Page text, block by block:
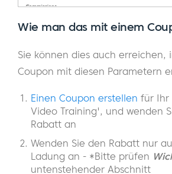
Wie man das mit einem
Sie können dies auch erreichen,
Coupon mit diesen Parametern
Einen Coupon erstellen für Ihr
Video Training', und wenden
Rabatt an
Wenden Sie den Rabatt nur
Ladung an - *Bitte prüfen
untenstehender Abschnitt